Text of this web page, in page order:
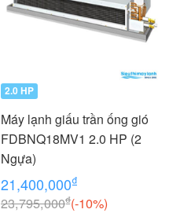
2.0 HP
Máy lạnh giấu trần ống gió
FDBNQ18MV1 2.0 HP (2
Ngựa)
21,400,000₫
23,795,000₫(-10%)